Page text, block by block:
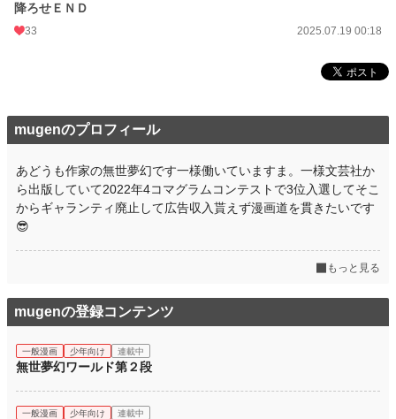
降ろせＥＮＤ
33 2025.07.19 00:18
mugenのプロフィール
あどうも作家の無世夢幻です一様働いていますま。一様文芸社か
ら出版していて2022年4コマグラムコンテストで3位入選してそこ
からギャランティ廃止して広告収入貰えず漫画道を貫きたいです
😎
もっと見る
mugenの登録コンテンツ
一般漫画 少年向け 連載中
無世夢幻ワールド第２段
一般漫画 少年向け 連載中